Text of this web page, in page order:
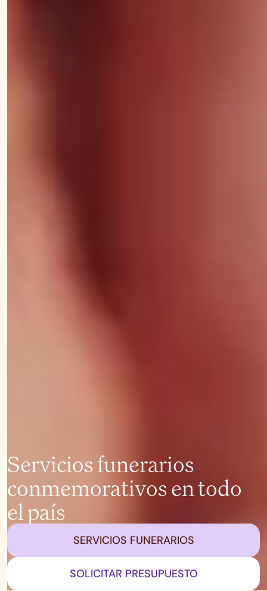
Servicios funerarios
conmemorativos en todo
el país
SOLICITAR PRESUPUESTO
SERVICIOS FUNERARIOS